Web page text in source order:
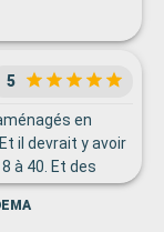
5
en
il devrait y avoir
à 40. Et des